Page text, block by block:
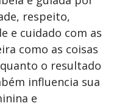
respeito,
e cuidado com as
como as coisas
o resultado
influencia sua
e